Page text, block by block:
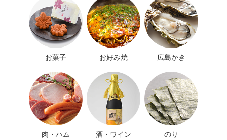
お菓子 お好み焼 広島かき
肉・ハム 酒・ワイン のり